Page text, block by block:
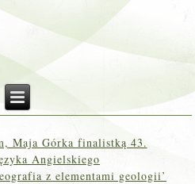
Maja Górka finalistką 43.
Angielskiego
z elementami geologii’